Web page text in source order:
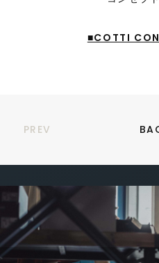
■COTTI
PREV